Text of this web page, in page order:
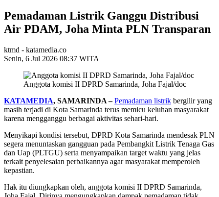
Pemadaman Listrik Ganggu Distribusi
Air PDAM, Joha Minta PLN Transparan
ktmd - katamedia.co
Senin, 6 Jul 2026 08:37 WITA
Anggota komisi II DPRD Samarinda, Joha Fajal/doc
KATAMEDIA, SAMARINDA –Pemadaman listrik bergilir yang
masih terjadi di Kota Samarinda terus memicu keluhan masyarakat
karena mengganggu berbagai aktivitas sehari-hari.
Menyikapi kondisi tersebut, DPRD Kota Samarinda mendesak PLN
segera menuntaskan gangguan pada Pembangkit Listrik Tenaga Gas
dan Uap (PLTGU) serta menyampaikan target waktu yang jelas
terkait penyelesaian perbaikannya agar masyarakat memperoleh
kepastian.
Hak itu diungkapkan oleh, anggota komisi II DPRD Samarinda,